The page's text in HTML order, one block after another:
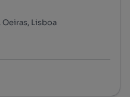
Lisboa